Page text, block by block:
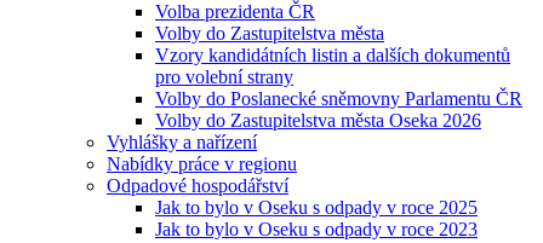
Volba prezidenta ČR
Volby do Zastupitelstva města
Vzory kandidátních listin a dalších dokumentů
pro volební strany
Volby do Poslanecké sněmovny Parlamentu ČR
Volby do Zastupitelstva města Oseka 2026
Vyhlášky a nařízení
Nabídky práce v regionu
Odpadové hospodářství
Jak to bylo v Oseku s odpady v roce 2025
Jak to bylo v Oseku s odpady v roce 2023